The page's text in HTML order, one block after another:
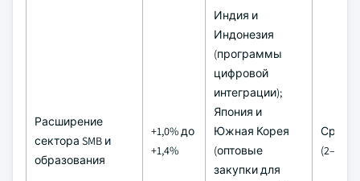
Расширение
сектора SMB и
образования
+1,0% до
+1,4%
Индия и
Индонезия
(программы
цифровой
интеграции);
Япония и
Южная Корея
(оптовые
закупки для
(2–4